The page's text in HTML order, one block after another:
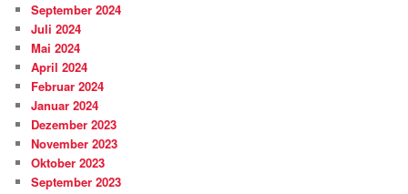
September 2024
Juli 2024
Mai 2024
April 2024
Februar 2024
Januar 2024
Dezember 2023
November 2023
Oktober 2023
September 2023